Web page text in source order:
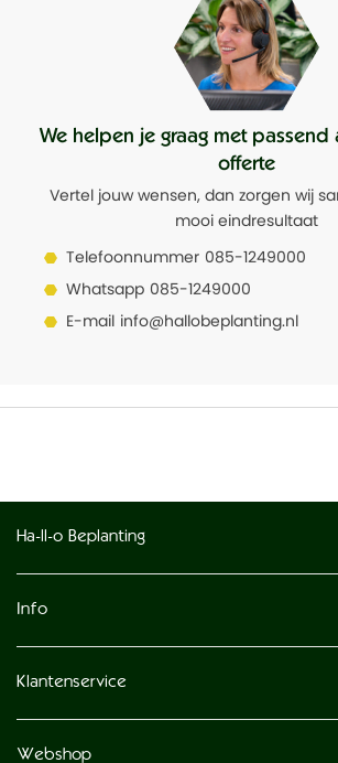
We helpen je graag met passend
offerte
Vertel jouw wensen, dan zorgen wij
mooi eindresultaat
Telefoonnummer 085-1249000
Whatsapp 085-1249000
E-mail info@hallobeplanting.nl
Ha-ll-o Beplanting
Info
Klantenservice
Webshop